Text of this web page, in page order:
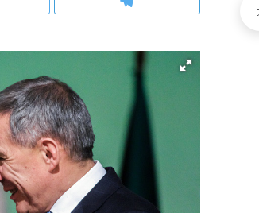
о контрафакте,
рынки, почему надо